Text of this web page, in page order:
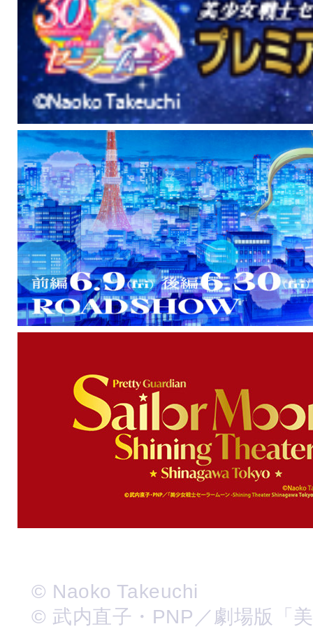
© Naoko Takeuchi
© 武内直子・PNP／劇場版「